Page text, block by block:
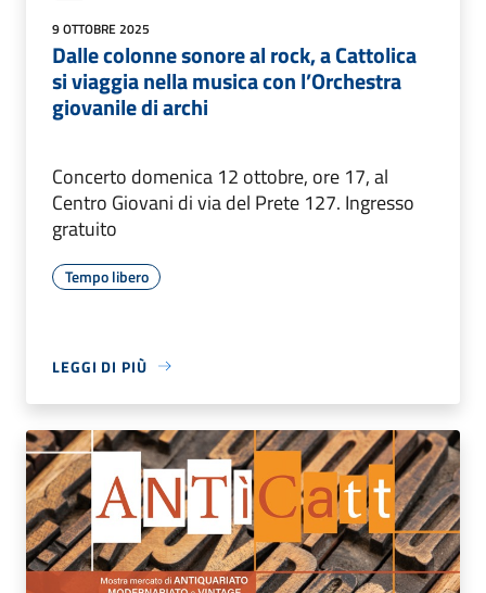
9 OTTOBRE 2025
Dalle colonne sonore al rock, a Cattolica
si viaggia nella musica con l’Orchestra
giovanile di archi
Concerto domenica 12 ottobre, ore 17, al
Centro Giovani di via del Prete 127. Ingresso
gratuito
Tempo libero
LEGGI DI PIÙ